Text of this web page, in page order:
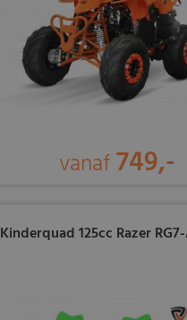
vanaf749,-
Kinderquad 125cc Razer